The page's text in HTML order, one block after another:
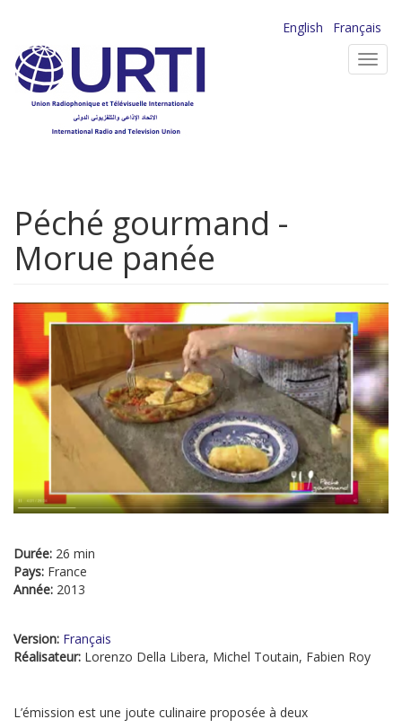
contenu
principal
English
Français
Péché gourmand -
Morue panée
Durée: 26 min
Pays: France
Année: 2013
Version: Français
Réalisateur: Lorenzo Della Libera, Michel Toutain, Fabien Roy
L’émission est une joute culinaire proposée à deux